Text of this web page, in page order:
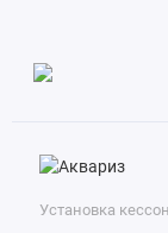
Установка